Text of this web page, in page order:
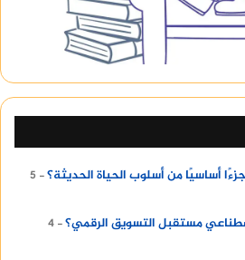
أساسيًا من أسلوب الحياة الحديثة؟
5
مستقبل التسويق الرقمي؟ 4